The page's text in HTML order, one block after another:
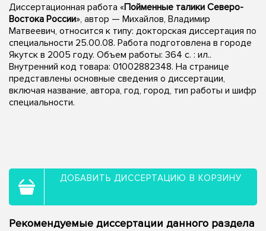
Диссертационная работа «Пойменные талики Северо-
Востока России», автор — Михайлов, Владимир
Матвеевич, относится к типу: докторская диссертация по
специальности 25.00.08. Работа подготовлена в городе
Якутск в 2005 году. Объем работы: 364 с. : ил..
Внутренний код товара: 01002882348. На странице
представлены основные сведения о диссертации,
включая название, автора, год, город, тип работы и шифр
специальности.
ДОБАВИТЬ ДИССЕРТАЦИЮ В КОРЗИНУ
Рекомендуемые диссертации данного раздела